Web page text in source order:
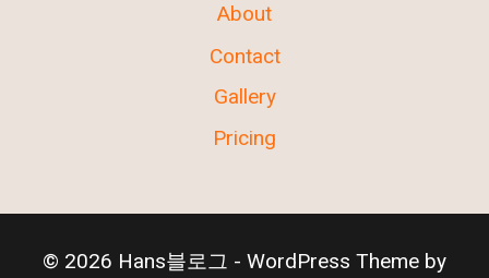
About
Contact
Gallery
Pricing
© 2026 Hans블로그 - WordPress Theme by